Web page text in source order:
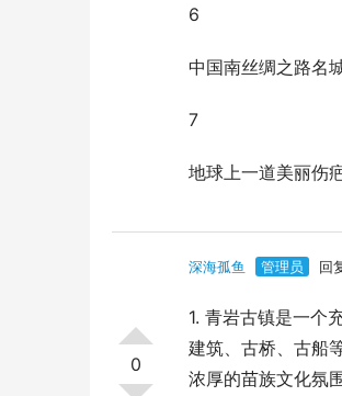
6
中国南丝绸之路名
7
地球上一道美丽伤
0
深海孤鱼 管理员 回
1. 青岩古镇是一个
建筑、古桥、古船
浓厚的苗族文化氛